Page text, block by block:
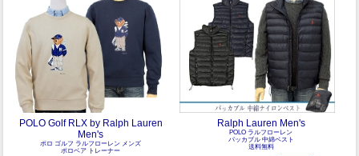
POLO Golf RLX by Ralph Lauren
Men's
ポロ ゴルフ ラルフローレン メンズ
ポロベア トレーナー
Ralph Lauren Men's
POLO ラルフローレン
パッカブル 中綿ベスト
送料無料